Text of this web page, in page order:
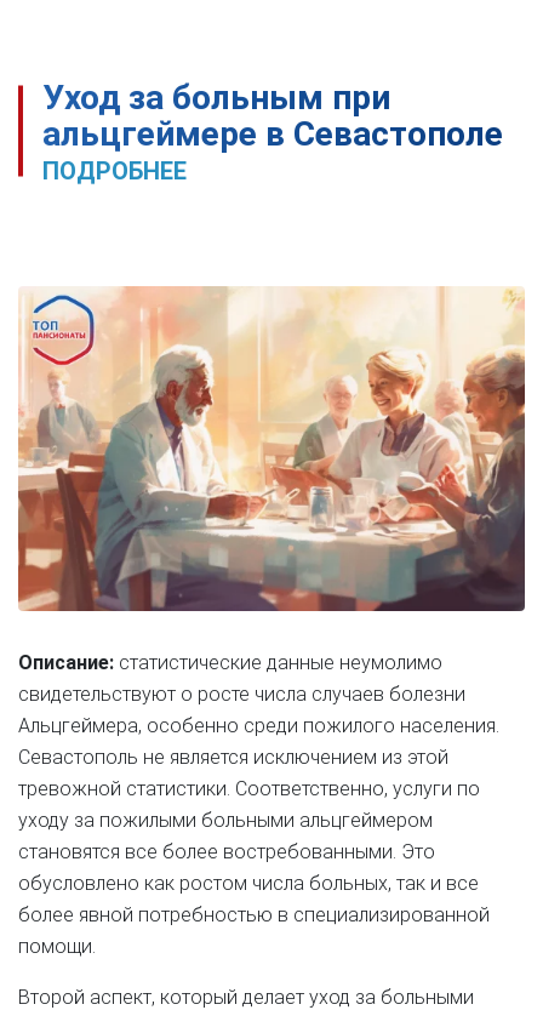
Уход за больным при
альцгеймере в Севастополе
ПОДРОБНЕЕ
Описание: статистические данные неумолимо
свидетельствуют о росте числа случаев болезни
Альцгеймера, особенно среди пожилого населения.
Севастополь не является исключением из этой
тревожной статистики. Соответственно, услуги по
уходу за пожилыми больными альцгеймером
становятся все более востребованными. Это
обусловлено как ростом числа больных, так и все
более явной потребностью в специализированной
помощи.
Второй аспект, который делает уход за больными